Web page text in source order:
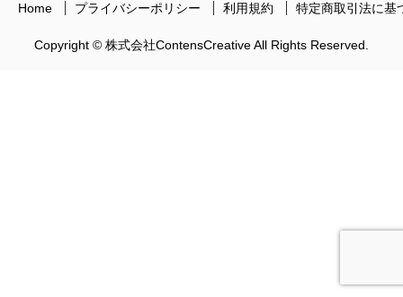
Home プライバシーポリシー 利用規約 特定商取引法に基
Copyright © 株式会社ContensCreativeAll Rights Reserved.